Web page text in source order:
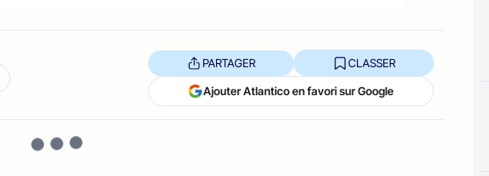
PARTAGER CLASSER
Ajouter Atlantico en favori sur Google